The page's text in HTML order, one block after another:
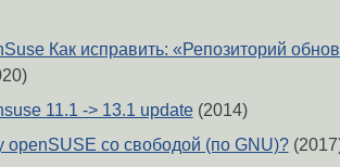
Как исправить: «Репозиторий
11.1 -> 13.1 update(2014)
openSUSE со свободой (по GNU)?